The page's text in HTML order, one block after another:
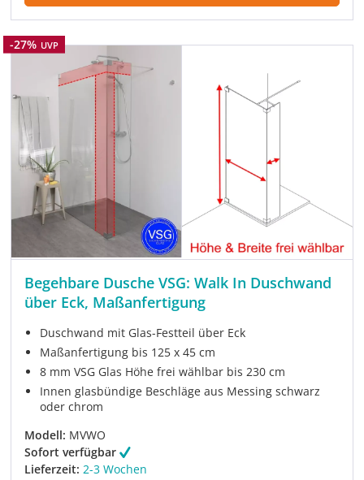
Rabatt
-27% UVP
Begehbare Dusche VSG: Walk In Duschwand
über Eck, Maßanfertigung
Duschwand mit Glas-Festteil über Eck
Maßanfertigung bis 125 x 45 cm
8 mm VSG Glas Höhe frei wählbar bis 230 cm
Innen glasbündige Beschläge aus Messing schwarz
oder chrom
Modell: MVWO
Sofort verfügbar
Lieferzeit: 2-3 Wochen